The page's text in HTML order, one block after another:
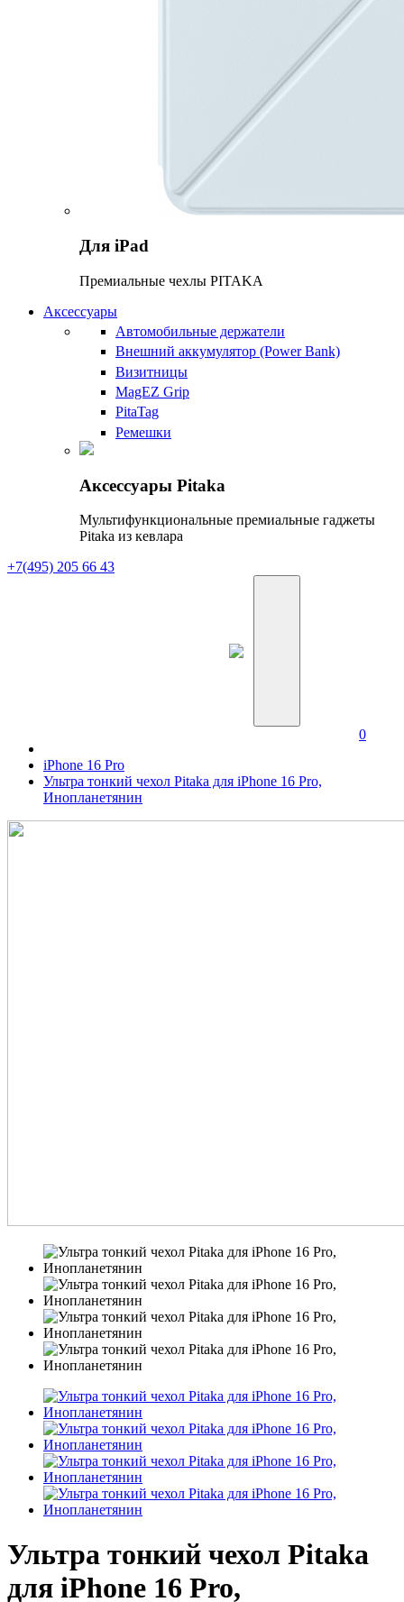
Для iPad
Премиальные чехлы PITAKA
Аксессуары
Автомобильные держатели
Внешний аккумулятор (Power Bank)
Визитницы
MagEZ Grip
PitaTag
Ремешки
Аксессуары Pitaka
Мультифункциональные премиальные гаджеты
Pitaka из кевлара
+7(495) 205 66 43
0
iPhone 16 Pro
Ультра тонкий чехол Pitaka для iPhone 16 Pro,
Инопланетянин
Ультра тонкий чехол Pitaka
для iPhone 16 Pro,